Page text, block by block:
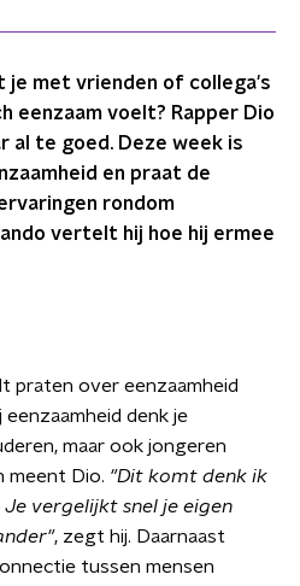
je met vrienden of collega's
eenzaam voelt? Rapper Dio
al te goed. Deze week is
en praat de
rondom
vertelt hij hoe hij ermee
praten over eenzaamheid
denk je
maar ook jongeren
meent Dio. "Dit komt denk ik
vergelijkt snel je eigen
, zegt hij. Daarnaast
tussen mensen